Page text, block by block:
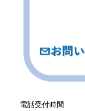
電話受付時間